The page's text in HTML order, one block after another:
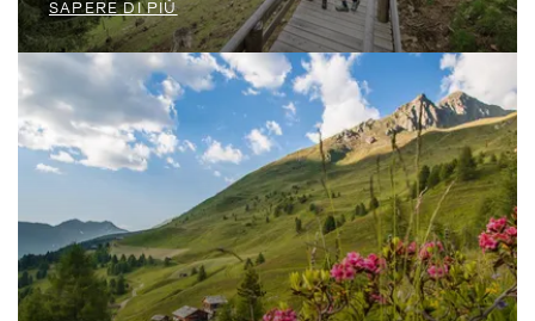
SAPERE DI PIÙ